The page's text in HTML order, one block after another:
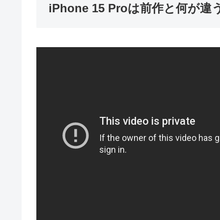
iPhone 15 Proは前作と何が違